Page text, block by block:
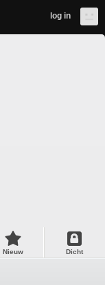
log in
Nieuw Dicht